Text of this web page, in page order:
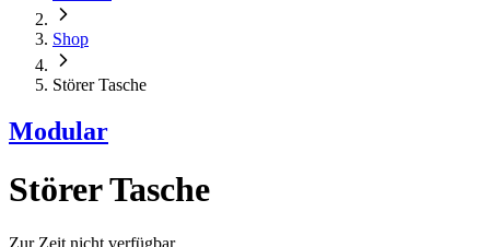
Shop
Störer Tasche
Modular
Störer Tasche
Zur Zeit nicht verfügbar